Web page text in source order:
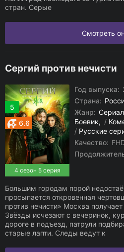
стран. Серые
Смотреть
Сергий против нечисти
5
4 сезон 5 серия
6.6
Год выпуска:
Страна:
Жанр:
Боевик
/
/ Русские
Качество:
Большим городам порой
просыпается откровенная
против нечисти» Москва
Звёзды исчезают с вечеринок,
дороге в подъезд, патрули
старые лапти. Следы ведут к